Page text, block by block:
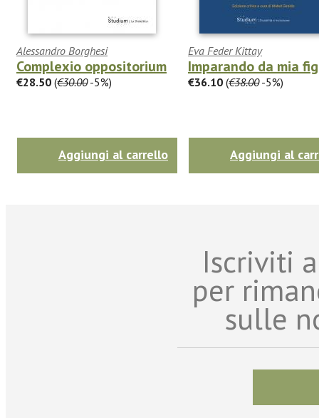
Alessandro Borghesi
Complexio oppositorium
€28.50 (€30.00-5%)
Aggiungi al carrello
Eva Feder Kittay
Imparando da mia
€36.10 (€38.00-5%)
Aggiungi al
Iscriviti
per
sulle